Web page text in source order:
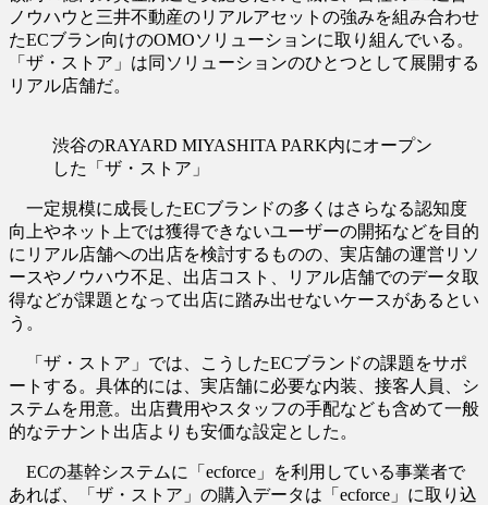
ノウハウと三井不動産のリアルアセットの強みを組み合わせ
たECブラン向けのOMOソリューションに取り組んでいる。
「ザ・ストア」は同ソリューションのひとつとして展開する
リアル店舗だ。
渋谷のRAYARD MIYASHITA PARK内にオープン
した「ザ・ストア」
一定規模に成長したECブランドの多くはさらなる認知度
向上やネット上では獲得できないユーザーの開拓などを目的
にリアル店舗への出店を検討するものの、実店舗の運営リソ
ースやノウハウ不足、出店コスト、リアル店舗でのデータ取
得などが課題となって出店に踏み出せないケースがあるとい
う。
「ザ・ストア」では、こうしたECブランドの課題をサポ
ートする。具体的には、実店舗に必要な内装、接客人員、シ
ステムを用意。出店費用やスタッフの手配なども含めて一般
的なテナント出店よりも安価な設定とした。
ECの基幹システムに「ecforce」を利用している事業者で
あれば、「ザ・ストア」の購入データは「ecforce」に取り込